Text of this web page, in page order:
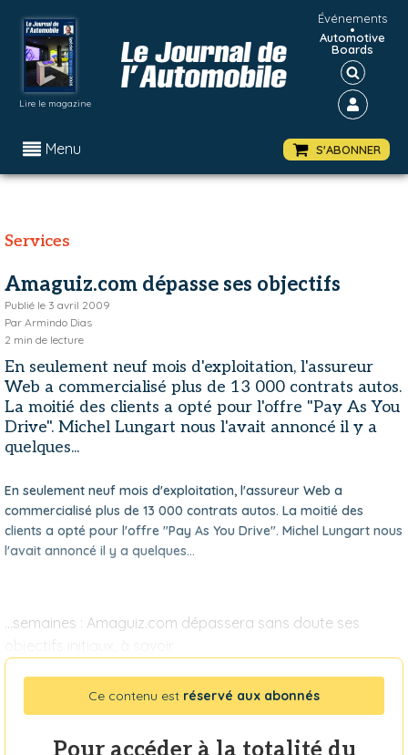
Lire le magazine
Événements
•
Automotive
Boards
Menu S'ABONNER
Services
Amaguiz.com dépasse ses objectifs
Publié le 3 avril 2009
Par Armindo Dias
2 min de lecture
En seulement neuf mois d'exploitation, l'assureur
Web a commercialisé plus de 13 000 contrats autos.
La moitié des clients a opté pour l'offre "Pay As You
Drive". Michel Lungart nous l'avait annoncé il y a
quelques...
En seulement neuf mois d'exploitation, l'assureur Web a
commercialisé plus de 13 000 contrats autos. La moitié des
clients a opté pour l'offre "Pay As You Drive". Michel Lungart nous
l'avait annoncé il y a quelques...
...semaines : Amaguiz.com dépassera sans doute ses
Ce contenu est réservé aux abonnés